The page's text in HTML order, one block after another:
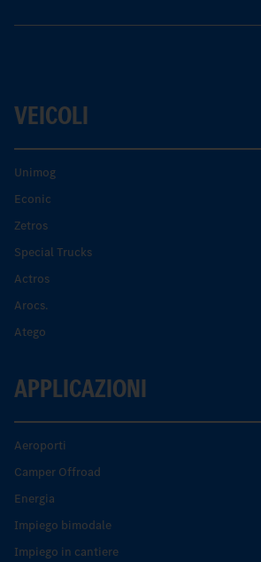
VEICOLI
Unimog
Econic
Zetros
Special Trucks
Actros
Arocs.
Atego
APPLICAZIONI
Aeroporti
Camper Offroad
Energia
Impiego bimodale
Impiego in cantiere